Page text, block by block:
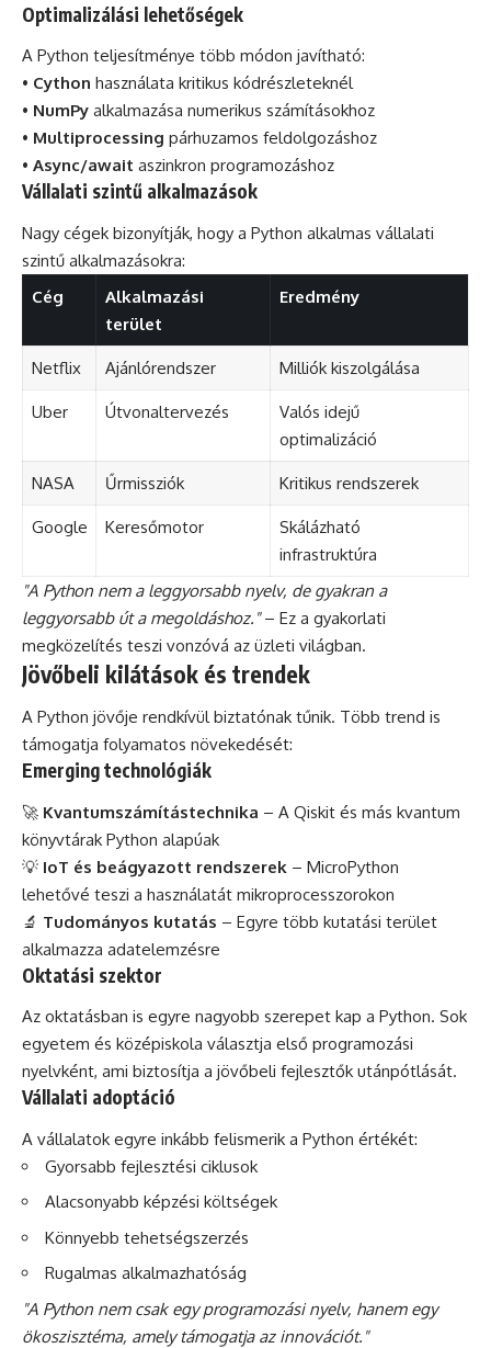
Optimalizálási lehetőségek
A Python teljesítménye több módon javítható:
• Cython használata kritikus kódrészleteknél
• NumPy alkalmazása numerikus számításokhoz
• Multiprocessing párhuzamos feldolgozáshoz
• Async/await aszinkron programozáshoz
Vállalati szintű alkalmazások
Nagy cégek bizonyítják, hogy a Python alkalmas vállalati
szintű alkalmazásokra:
Cég
Alkalmazási
terület
Eredmény
Netflix Ajánlórendszer Milliók kiszolgálása
Uber Útvonaltervezés
Valós idejű
optimalizáció
NASA Űrmissziók Kritikus rendszerek
Google Keresőmotor
Skálázható
infrastruktúra
"A Python nem a leggyorsabb nyelv, de gyakran a
leggyorsabb út a megoldáshoz."– Ez a gyakorlati
megközelítés teszi vonzóvá az üzleti világban.
Jövőbeli kilátások és trendek
A Python jövője rendkívül biztatónak tűnik. Több trend is
támogatja folyamatos növekedését:
Emerging technológiák
🚀 Kvantumszámítástechnika – A Qiskit és más kvantum
könyvtárak Python alapúak
💡 IoT és beágyazott rendszerek – MicroPython
lehetővé teszi a használatát mikroprocesszorokon
🔬 Tudományos kutatás – Egyre több kutatási terület
alkalmazza adatelemzésre
Oktatási szektor
Az oktatásban is egyre nagyobb szerepet kap a Python. Sok
egyetem és középiskola választja első programozási
nyelvként, ami biztosítja a jövőbeli fejlesztők utánpótlását.
Vállalati adoptáció
A vállalatok egyre inkább felismerik a Python értékét:
Gyorsabb fejlesztési ciklusok
Alacsonyabb képzési költségek
Könnyebb tehetségszerzés
Rugalmas alkalmazhatóság
"A Python nem csak egy programozási nyelv, hanem egy
ökoszisztéma, amely támogatja az innovációt."